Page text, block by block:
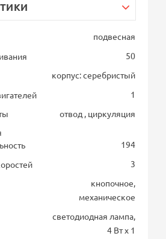
подвесная
50
корпус: серебристый
1
отвод , циркуляция
194
3
кнопочное,
механическое
светодиодная лампа,
4 Вт х 1